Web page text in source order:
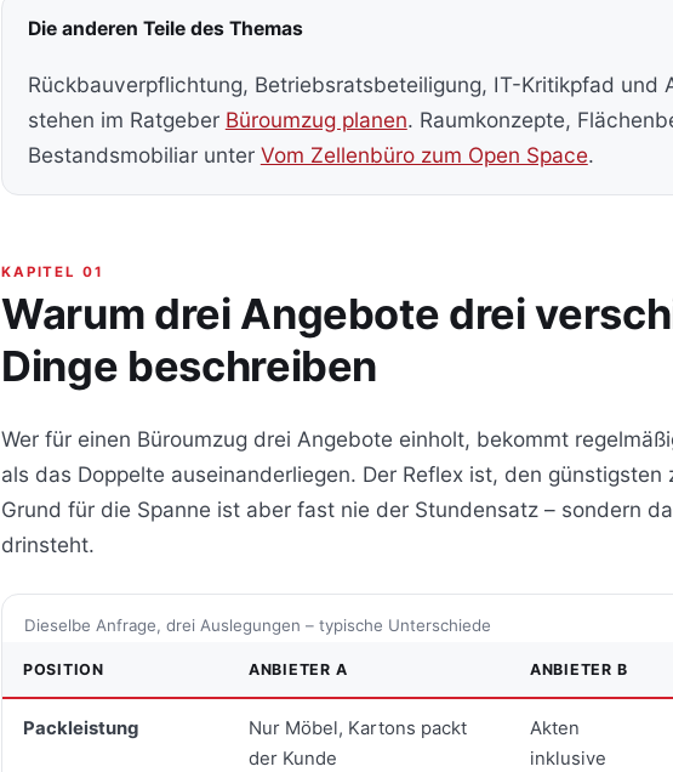
Die anderen Teile des Themas
Rückbauverpflichtung, Betriebsratsbeteiligung, IT-Kritikpfad und
stehen im Ratgeber Büroumzug planen. Raumkonzepte,
Bestandsmobiliar unter Vom Zellenbüro zum Open Space.
KAPITEL 01
Warum drei Angebote drei
Dinge beschreiben
Wer für einen Büroumzug drei Angebote einholt, bekommt
als das Doppelte auseinanderliegen. Der Reflex ist, den günstigsten
Grund für die Spanne ist aber fast nie der Stundensatz – sondern
drinsteht.
Dieselbe Anfrage, drei Auslegungen – typische Unterschiede
POSITION ANBIETER A ANBIETER B
Packleistung
Nur Möbel, Kartons packt
der Kunde
Akten
inklusive